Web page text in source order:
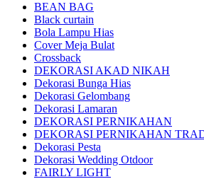
BEAN BAG
Black curtain
Bola Lampu Hias
Cover Meja Bulat
Crossback
DEKORASI AKAD NIKAH
Dekorasi Bunga Hias
Dekorasi Gelombang
Dekorasi Lamaran
DEKORASI PERNIKAHAN
DEKORASI PERNIKAHAN
Dekorasi Pesta
Dekorasi Wedding Otdoor
FAIRLY LIGHT